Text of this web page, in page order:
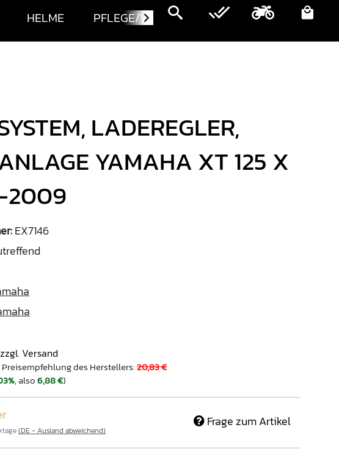
HELME PFLEGE/WARTUNG MOTORRÄDER
LADEREGLER,
YAMAHA XT 125 X
EX7146
Versand
des Herstellers:20,83 €
, also6,88 €)
(DE - Ausland abweichend)
Frage zum Artikel